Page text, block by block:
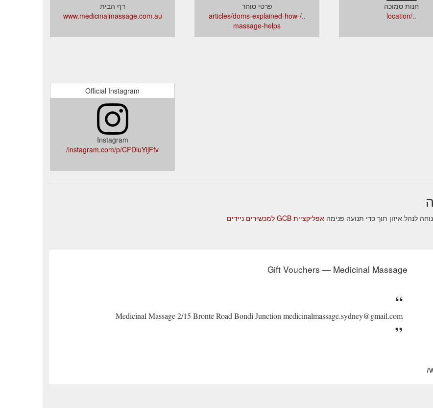
דף הבית
www.medicinalmassage.com.au
פרטי סוחר
../articles/doms-explained-how-
massage-helps
חנות סמוכה
../location
Official Instagram
Instagram
instagram.com/p/CFDiuYijFfv/
אפליקציית GCB למכשירים ניידים
Gift Vouchers — Medicinal Massage
Medicinal Massage 2/15 Bronte Road Bondi Junction medicinalmassage.sydney@gmail.com
https://